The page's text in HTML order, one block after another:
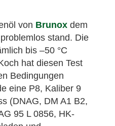
von Brunox dem
stand. Die
bis –50 °C
hat diesen Test
Bedingungen
eine P8, Kaliber 9
(DNAG, DM A1 B2,
95 L 0856, HK-